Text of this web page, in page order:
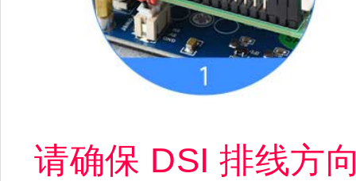
请确保 DSI 排线方